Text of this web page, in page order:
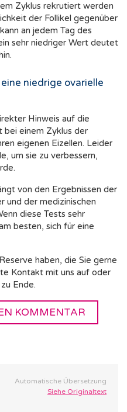
Zyklus rekrutiert werden
der Follikel gegenüber
an jedem Tag des
sehr niedriger Wert deutet
niedrige ovarielle
Hinweis auf die
bei einem Zyklus der
eigenen Eizellen. Leider
um sie zu verbessern,
von den Ergebnissen der
und der medizinischen
diese Tests sehr
besten, sich für eine
haben, die Sie gerne
Kontakt mit uns auf oder
Ende.
KOMMENTAR
Automatische Übersetzung
Siehe Originaltext